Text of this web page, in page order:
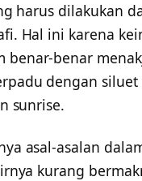
harus dilakukan
Hal ini karena
benar-benar
dengan
sunrise.
asal-asalan
kurang